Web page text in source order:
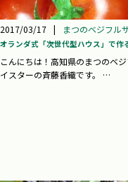
2017/03/17 | まつのベジフル
オランダ式「次世代型ハウス」で作
こんにちは！高知県のまつのベ
イスターの斉藤香織です。 …